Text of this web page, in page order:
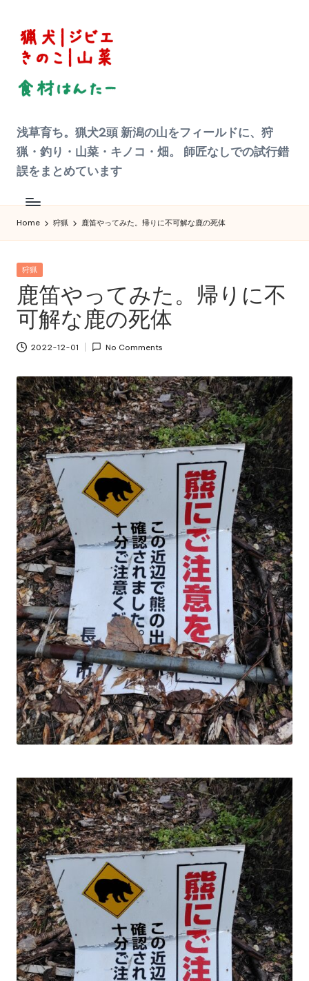
content
狩
猟
|
ジ
ビ
エ
理
食
材
ハ
ン
ー
へ
の
道
浅草育ち。猟犬2頭 新潟の山をフィールドに、狩
猟・釣り・山菜・キノコ・畑。 師匠なしでの試行錯
誤をまとめています
Home 狩猟 鹿笛やってみた。帰りに不可解な鹿の死体
Posted
狩猟
鹿笛やってみた。帰りに不
可解な鹿の死体
2022-12-01 No Comments